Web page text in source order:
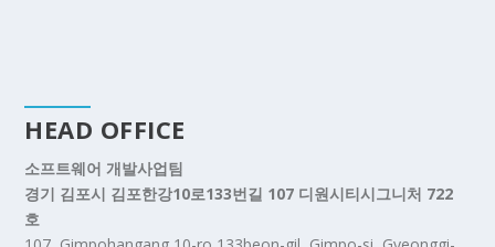
HEAD OFFICE
소프트웨어 개발사업팀
경기 김포시 김포한강10로133번길 107 디원시티시그니처 722
호